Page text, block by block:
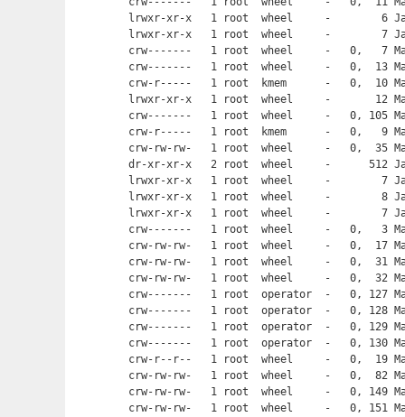
lrwxr-xr-x   1 root  wheel     -        6 Jan
lrwxr-xr-x   1 root  wheel     -        7 Jan
crw-------   1 root  wheel     -   0,   7 Mar
crw-------   1 root  wheel     -   0,  13
crw-r-----   1 root  kmem      -   0,  10 Mar
lrwxr-xr-x   1 root  wheel     -       12
crw-------   1 root  wheel     -   0, 105
crw-r-----   1 root  kmem      -   0,   9 Mar
crw-rw-rw-   1 root  wheel     -   0,  35
dr-xr-xr-x   2 root  wheel     -      512
lrwxr-xr-x   1 root  wheel     -        7 Jan
lrwxr-xr-x   1 root  wheel     -        8 Jan
lrwxr-xr-x   1 root  wheel     -        7 Jan
crw-------   1 root  wheel     -   0,   3 Mar
crw-rw-rw-   1 root  wheel     -   0,  17
crw-rw-rw-   1 root  wheel     -   0,  31
crw-rw-rw-   1 root  wheel     -   0,  32
crw-------   1 root  operator  -   0, 127
crw-------   1 root  operator  -   0, 128
crw-------   1 root  operator  -   0, 129
crw-------   1 root  operator  -   0, 130
crw-r--r--   1 root  wheel     -   0,  19
crw-rw-rw-   1 root  wheel     -   0,  82 Mar
crw-rw-rw-   1 root  wheel     -   0, 149
crw-rw-rw-   1 root  wheel     -   0, 151